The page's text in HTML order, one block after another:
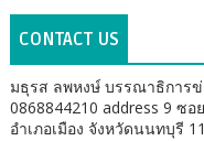
CONTACT US
มธุรส ลพหงษ์ บรรณาธิการ
0868844210 address 9 ซ
อำเภอเมือง จังหวัดนนทบุรี